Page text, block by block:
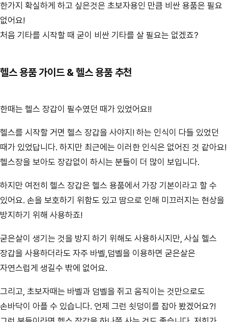
한가지 확실하게 하고 싶은것은 초보자용인 만큼 비싼 용품은 필요
없어요!
처음 기타를 시작할 때 굳이 비싼 기타를 살 필요는 없겠죠?
헬스 용품 가이드 & 헬스 용품 추천
한때는 헬스 장갑이 필수였던 때가 있었어요!!
헬스를 시작할 거면 헬스 장갑을 사야지! 하는 인식이 다들 있었던
때가 있었답니다. 하지만 최근에는 이러한 인식은 없어진 것 같아요!
헬스장을 보아도 장갑없이 하시는 분들이 더 많이 보입니다.
하지만 여전히 헬스 장갑은 헬스 용품에서 가장 기본이라고 할 수
있어요. 손을 보호하기 위함도 있고 땀으로 인해 미끄러지는 현상을
방지하기 위해 사용하죠!
굳은살이 생기는 것을 방지 하기 위해도 사용하시지만, 사실 헬스
장갑을 사용하더라도 자주 바벨,덤벨을 이용하면 굳은살은
자연스럽게 생길수 밖에 없어요.
그리고, 초보자때는 바벨과 덤벨을 쥐고 움직이는 것만으로도
손바닥이 아플 수 있습니다. 언제 그런 쇳덩이를 잡아 봤겠어요?!